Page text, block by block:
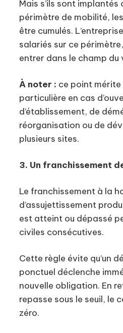
Mais s’ils sont implantés
périmètre de mobilité,
être cumulés.
salariés sur ce
entrer dans le champ
À noter : ce point mérite
particulière en cas
d’établissement, de
réorganisation ou de
plusieurs sites.
3. Un franchissement
Le franchissement à la
d’assujettissement
est atteint ou dépassé
civiles consécutives.
Cette règle évite qu’un
ponctuel déclenche
nouvelle obligation. En
repasse sous le seuil, le
zéro.